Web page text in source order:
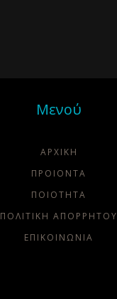
Μενού
ΑΡΧΙΚΗ
ΠΡΟΙΟΝΤΑ
ΠΟΙΌΤΗΤΑ
ΠΟΛΙΤΙΚΗ ΑΠΟΡΡΗΤΟΥ
ΕΠΙΚΟΙΝΩΝΙΑ